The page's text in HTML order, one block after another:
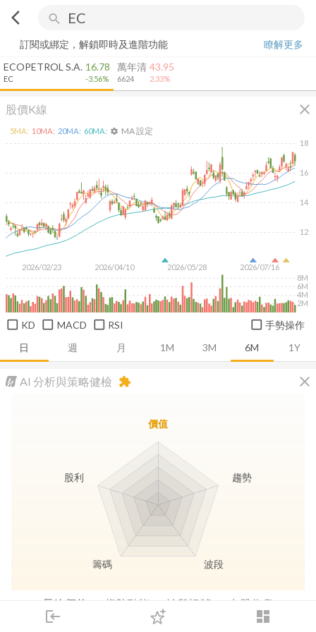
arrow_back_ios search
login dashboard
下單
訂閱或綁定，解鎖即時及進階功能
瞭解更多
ECOPETROL S.A.
EC
16.78
-3.56%
萬年清
6624
43.95
2.33%
股價K線 close
日 週 月 1M 3M 6M 1Y
2026/02/23 2026/04/10 2026/05/28 2026/07/16
12
14
16
18
2M
4M
6M
8M
5MA: 10MA: 20MA: 60MA: settings MA 設定
KD MACD RSI 手勢操作
AI 分析與策略健檢 close
extension
長線價值 趨勢動能 波段訊號 存股收息
價值
趨勢
波段
籌碼
股利